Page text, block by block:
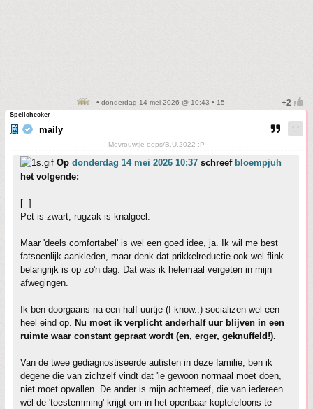
• donderdag 14 mei 2026 @ 10:43 • 15
Spellchecker
maily
Mevrouwtje oeps/B.U.2022 :P
Op donderdag 14 mei 2026 10:37 schreef bloempjuh
het volgende:
[..]
Pet is zwart, rugzak is knalgeel.
Maar 'deels comfortabel' is wel een goed idee, ja. Ik wil me best
fatsoenlijk aankleden, maar denk dat prikkelreductie ook wel flink
belangrijk is op zo'n dag. Dat was ik helemaal vergeten in mijn
afwegingen.
Ik ben doorgaans na een half uurtje (I know..) socializen wel een
heel eind op. Nu moet ik verplicht anderhalf uur blijven in een
ruimte waar constant gepraat wordt (en, erger, geknuffeld!).
Van de twee gediagnostiseerde autisten in deze familie, ben ik
degene die van zichzelf vindt dat 'ie gewoon normaal moet doen,
niet moet opvallen. De ander is mijn achterneef, die van iedereen
wél de 'toestemming' krijgt om in het openbaar koptelefoons te